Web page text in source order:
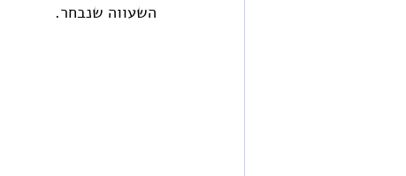
השעווה שנבחר.